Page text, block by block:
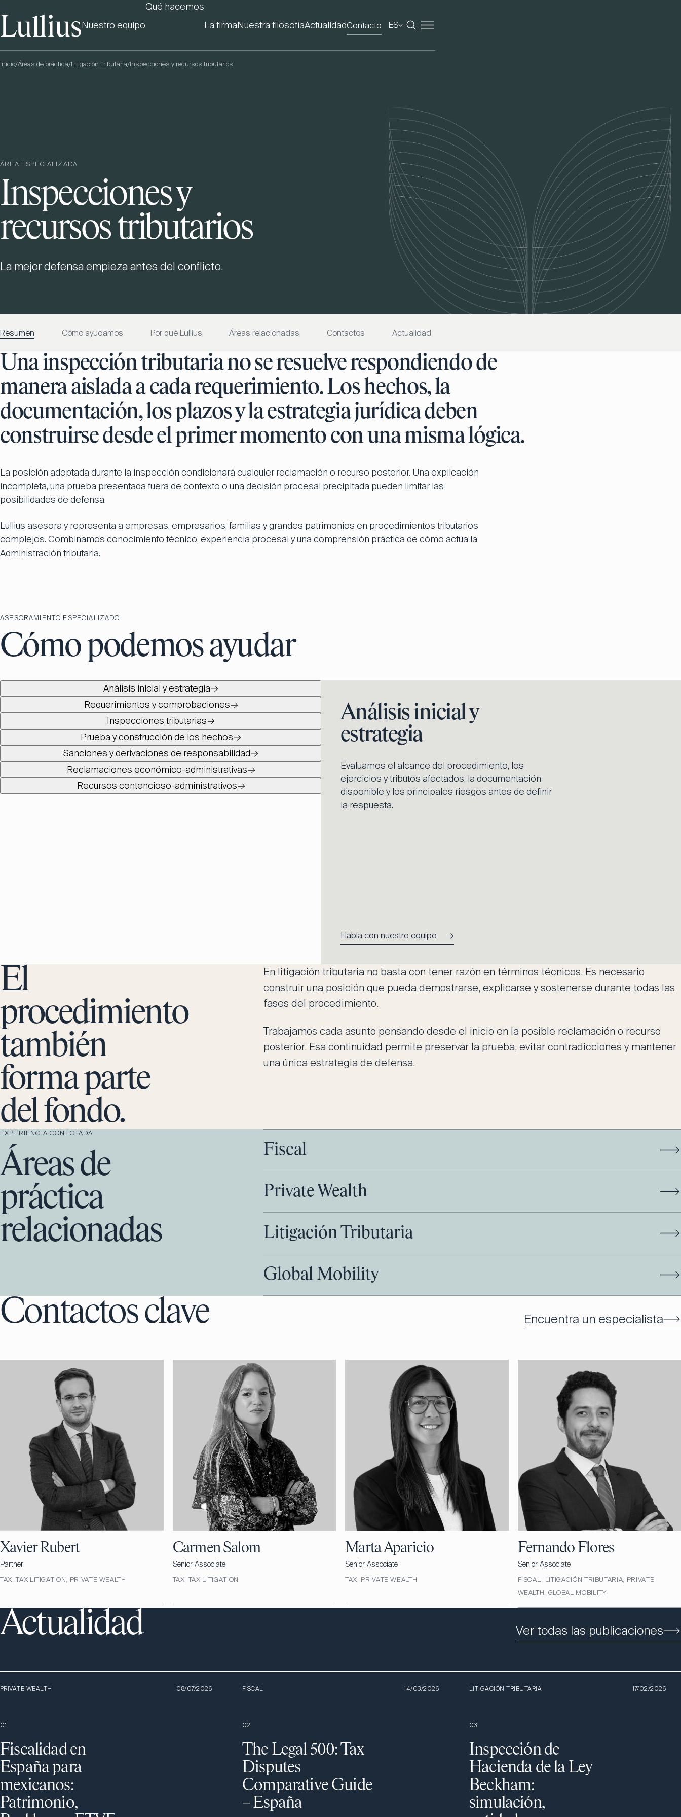
Nuestro equipo
Qué hacemos
La firmaNuestra filosofíaActualidadContacto ES
Inicio/Áreas de práctica/Litigación Tributaria/Inspecciones y recursos tributarios
ÁREA ESPECIALIZADA
Inspecciones y
recursos tributarios
La mejor defensa empieza antes del conflicto.
Resumen Cómo ayudamos Por qué Lullius Áreas relacionadas Contactos Actualidad
Una inspección tributaria no se resuelve respondiendo de
manera aislada a cada requerimiento. Los hechos, la
documentación, los plazos y la estrategia jurídica deben
construirse desde el primer momento con una misma lógica.
La posición adoptada durante la inspección condicionará cualquier reclamación o recurso posterior. Una explicación
incompleta, una prueba presentada fuera de contexto o una decisión procesal precipitada pueden limitar las
posibilidades de defensa.
Lullius asesora y representa a empresas, empresarios, familias y grandes patrimonios en procedimientos tributarios
complejos. Combinamos conocimiento técnico, experiencia procesal y una comprensión práctica de cómo actúa la
Administración tributaria.
ASESORAMIENTO ESPECIALIZADO
Cómo podemos ayudar
Análisis inicial y estrategia→
Requerimientos y comprobaciones→
Inspecciones tributarias→
Prueba y construcción de los hechos→
Sanciones y derivaciones de responsabilidad→
Reclamaciones económico-administrativas→
Recursos contencioso-administrativos→
Análisis inicial y
estrategia
Evaluamos el alcance del procedimiento, los
ejercicios y tributos afectados, la documentación
disponible y los principales riesgos antes de definir
la respuesta.
Habla con nuestro equipo →
El
procedimiento
también
forma parte
del fondo.
En litigación tributaria no basta con tener razón en términos técnicos. Es necesario
construir una posición que pueda demostrarse, explicarse y sostenerse durante todas las
fases del procedimiento.
Trabajamos cada asunto pensando desde el inicio en la posible reclamación o recurso
posterior. Esa continuidad permite preservar la prueba, evitar contradicciones y mantener
una única estrategia de defensa.
EXPERIENCIA CONECTADA
Áreas de
práctica
relacionadas
Fiscal
Private Wealth
Litigación Tributaria
Global Mobility
Contactos clave Encuentra un especialista
Xavier Rubert
Partner
TAX, TAX LITIGATION, PRIVATE WEALTH
Carmen Salom
Senior Associate
TAX, TAX LITIGATION
Marta Aparicio
Senior Associate
TAX, PRIVATE WEALTH
Fernando Flores
Senior Associate
FISCAL, LITIGACIÓN TRIBUTARIA, PRIVATE
WEALTH, GLOBAL MOBILITY
Actualidad Ver todas las publicaciones
PRIVATE WEALTH 08/07/2026
01
Fiscalidad en
España para
mexicanos:
Patrimonio,
FISCAL 14/03/2026
02
The Legal 500: Tax
Disputes
Comparative Guide
– España
LITIGACIÓN TRIBUTARIA 17/02/2026
03
Inspección de
Hacienda de la Ley
Beckham:
simulación,